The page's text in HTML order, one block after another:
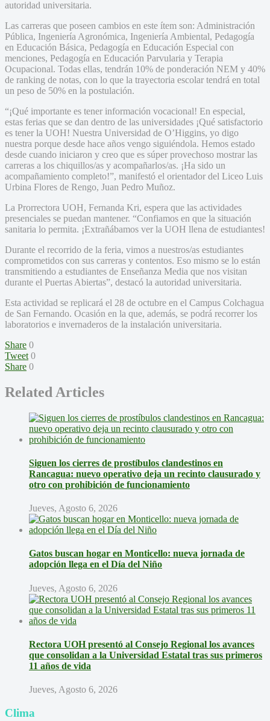
autoridad universitaria.
Las carreras que poseen cambios en este ítem son: Administración
Pública, Ingeniería Agronómica, Ingeniería Ambiental, Pedagogía
en Educación Básica, Pedagogía en Educación Especial con
menciones, Pedagogía en Educación Parvularia y Terapia
Ocupacional. Todas ellas, tendrán 10% de ponderación NEM y 40%
de ranking de notas, con lo que la trayectoria escolar tendrá en total
un peso de 50% en la postulación.
“¡Qué importante es tener información vocacional! En especial,
estas ferias que se dan dentro de las universidades ¡Qué satisfactorio
es tener la UOH! Nuestra Universidad de O’Higgins, yo digo
nuestra porque desde hace años vengo siguiéndola. Hemos estado
desde cuando iniciaron y creo que es súper provechoso mostrar las
carreras a los chiquillos/as y acompañarlos/as. ¡Ha sido un
acompañamiento completo!”, manifestó el orientador del Liceo Luis
Urbina Flores de Rengo, Juan Pedro Muñoz.
La Prorrectora UOH, Fernanda Kri, espera que las actividades
presenciales se puedan mantener. “Confiamos en que la situación
sanitaria lo permita. ¡Extrañábamos ver la UOH llena de estudiantes!
Durante el recorrido de la feria, vimos a nuestros/as estudiantes
comprometidos con sus carreras y contentos. Eso mismo se lo están
transmitiendo a estudiantes de Enseñanza Media que nos visitan
durante el Puertas Abiertas”, destacó la autoridad universitaria.
Esta actividad se replicará el 28 de octubre en el Campus Colchagua
de San Fernando. Ocasión en la que, además, se podrá recorrer los
laboratorios e invernaderos de la instalación universitaria.
Share 0
Tweet 0
Share 0
Related Articles
Siguen los cierres de prostíbulos clandestinos en
Rancagua: nuevo operativo deja un recinto clausurado y
otro con prohibición de funcionamiento
Jueves, Agosto 6, 2026
Gatos buscan hogar en Monticello: nueva jornada de
adopción llega en el Día del Niño
Jueves, Agosto 6, 2026
Rectora UOH presentó al Consejo Regional los avances
que consolidan a la Universidad Estatal tras sus primeros
11 años de vida
Jueves, Agosto 6, 2026
Clima